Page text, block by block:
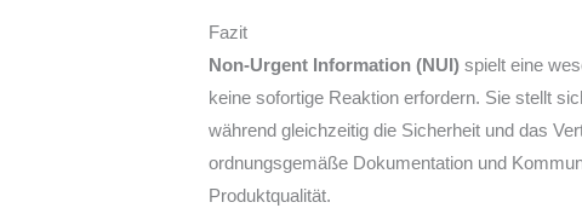
Fazit
Non-Urgent Information (NUI) spielt eine
keine sofortige Reaktion erfordern. Sie stellt
während gleichzeitig die Sicherheit und das
ordnungsgemäße Dokumentation und
Produktqualität.